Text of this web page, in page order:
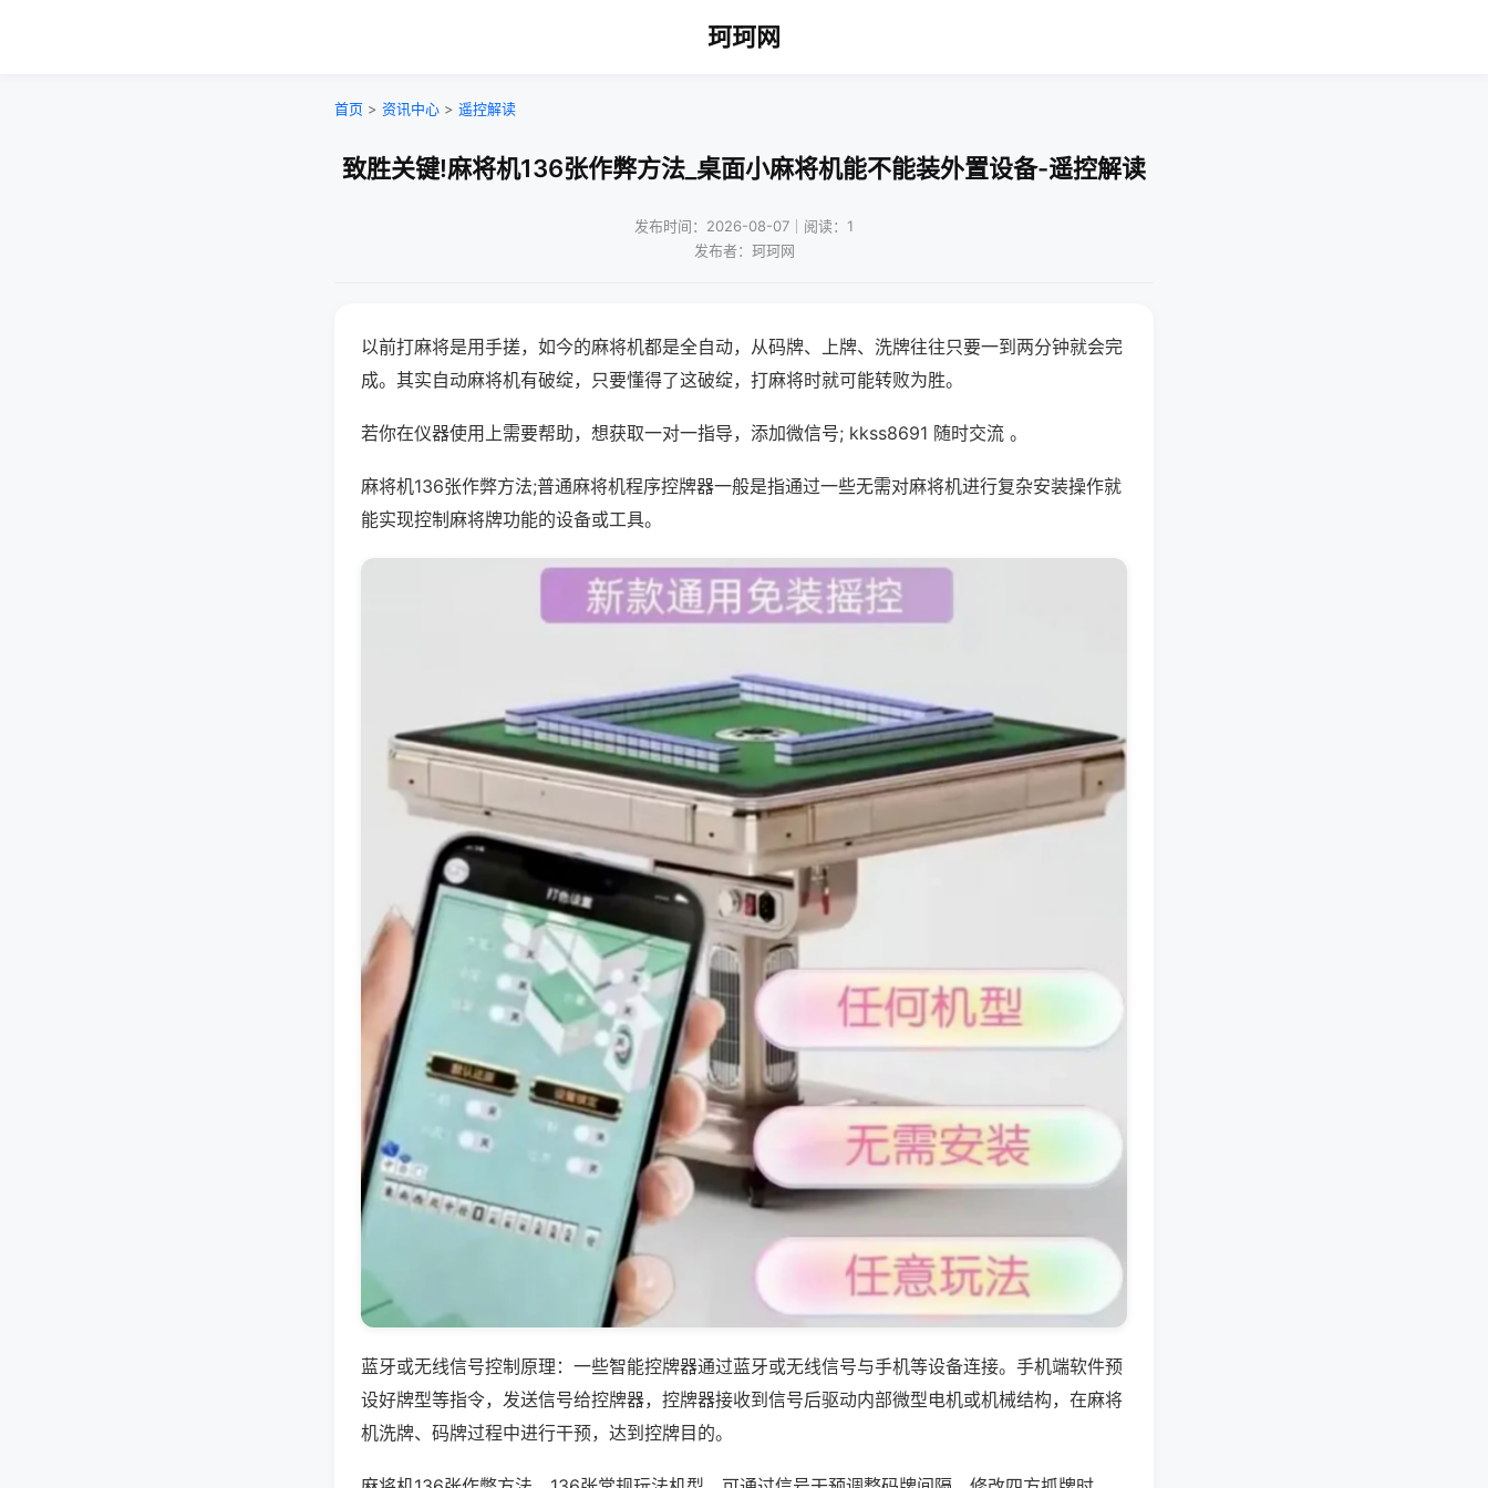
珂珂网
首页 > 资讯中心 > 遥控解读
致胜关键!麻将机136张作弊方法_桌面小麻将机能不能装外置设备-遥控解读
发布时间：2026-08-07｜阅读：1
发布者：珂珂网
以前打麻将是用手搓，如今的麻将机都是全自动，从码牌、上牌、洗牌往往只要一到两分钟就会完
成。其实自动麻将机有破绽，只要懂得了这破绽，打麻将时就可能转败为胜。
若你在仪器使用上需要帮助，想获取一对一指导，添加微信号; kkss8691 随时交流 。
麻将机136张作弊方法;普通麻将机程序控牌器一般是指通过一些无需对麻将机进行复杂安装操作就
能实现控制麻将牌功能的设备或工具。
蓝牙或无线信号控制原理：一些智能控牌器通过蓝牙或无线信号与手机等设备连接。手机端软件预
设好牌型等指令，发送信号给控牌器，控牌器接收到信号后驱动内部微型电机或机械结构，在麻将
机洗牌、码牌过程中进行干预，达到控牌目的。